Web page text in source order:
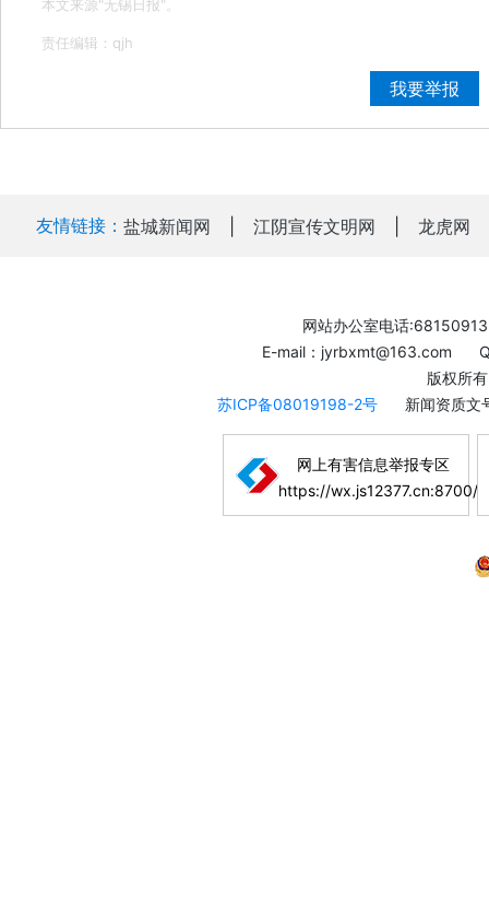
本文来源"无锡日报"。
责任编辑：qjh
我要举报
友情链接： 盐城新闻网 江阴宣传文明网 龙虎网
网站办公室电话:68150913
E-mail：jyrbxmt@163.com
版权所
苏ICP备08019198-2号
新闻资质
网上有害信息举报专区
https://wx.js12377.cn:8700/